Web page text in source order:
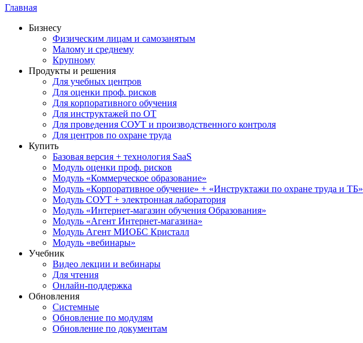
Главная
Бизнесу
Физическим лицам и самозанятым
Малому и среднему
Крупному
Продукты и решения
Для учебных центров
Для оценки проф. рисков
Для корпоративного обучения
Для инструктажей по ОТ
Для проведения СОУТ и производственного контроля
Для центров по охране труда
Купить
Базовая версия + технология SaaS
Модуль оценки проф. рисков
Модуль «Коммерческое образование»
Модуль «Корпоративное обучение» + «Инструктажи по охране труда и ТБ»
Модуль СОУТ + электронная лаборатория
Модуль «Интернет-магазин обучения Образования»
Модуль «Агент Интернет-магазина»
Модуль Агент МИОБС Кристалл
Модуль «вебинары»
Учебник
Видео лекции и вебинары
Для чтения
Онлайн-поддержка
Обновления
Системные
Обновление по модулям
Обновление по документам